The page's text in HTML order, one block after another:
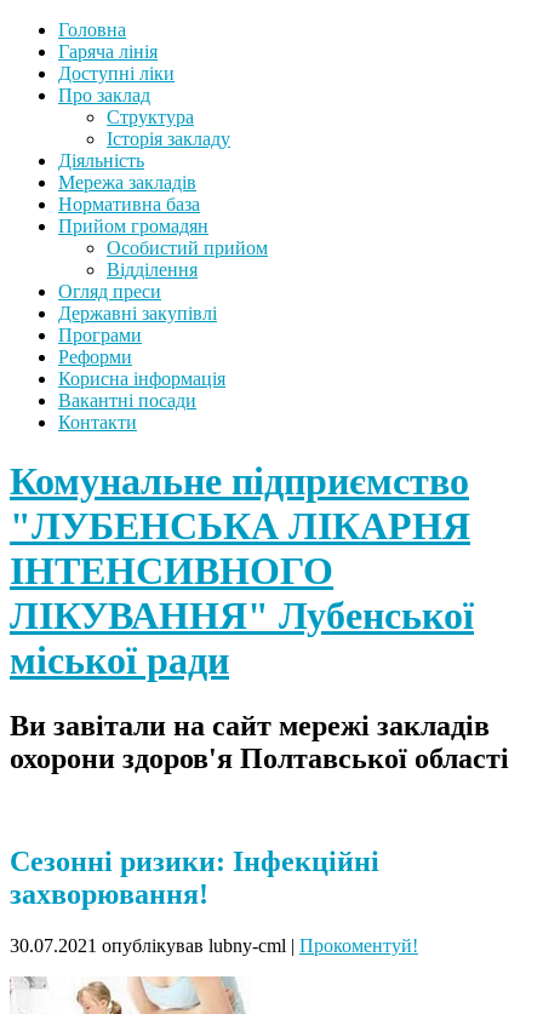
Головна
Гаряча лінія
Доступні ліки
Про заклад
Структура
Історія закладу
Діяльність
Мережа закладів
Нормативна база
Прийом громадян
Особистий прийом
Відділення
Огляд преси
Державні закупівлі
Програми
Реформи
Корисна інформація
Вакантні посади
Контакти
Комунальне підприємство
"ЛУБЕНСЬКА ЛІКАРНЯ
ІНТЕНСИВНОГО
ЛІКУВАННЯ" Лубенської
міської ради
Ви завітали на сайт мережі закладів
охорони здоров'я Полтавської області
Сезонні ризики: Інфекційні
захворювання!
30.07.2021 опублікував lubny-cml | Прокоментуй!